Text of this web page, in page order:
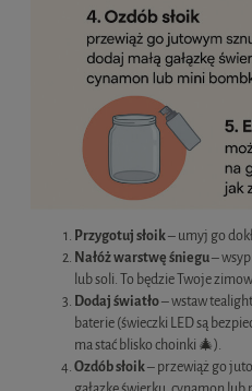
Przygotuj słoik– umyj go
Nałóż warstwę śniegu–
lub soli. To będzie Twoje
Dodaj światło– wstaw
baterie (świeczki LED są
ma stać blisko choinki 🎄).
Ozdób słoik– przewiąż go